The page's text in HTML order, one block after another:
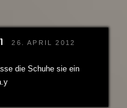
26. APRIL 2012
die Schuhe sie ein